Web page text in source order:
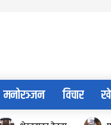
मनोरञ्जन विचार